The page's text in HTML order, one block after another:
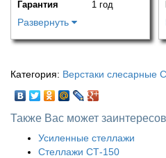
Гарантия
1 год
Развернуть
Категория: Верстаки слесарные
Также Вас может
Усиленные стеллажи
Стеллажи СТ-150